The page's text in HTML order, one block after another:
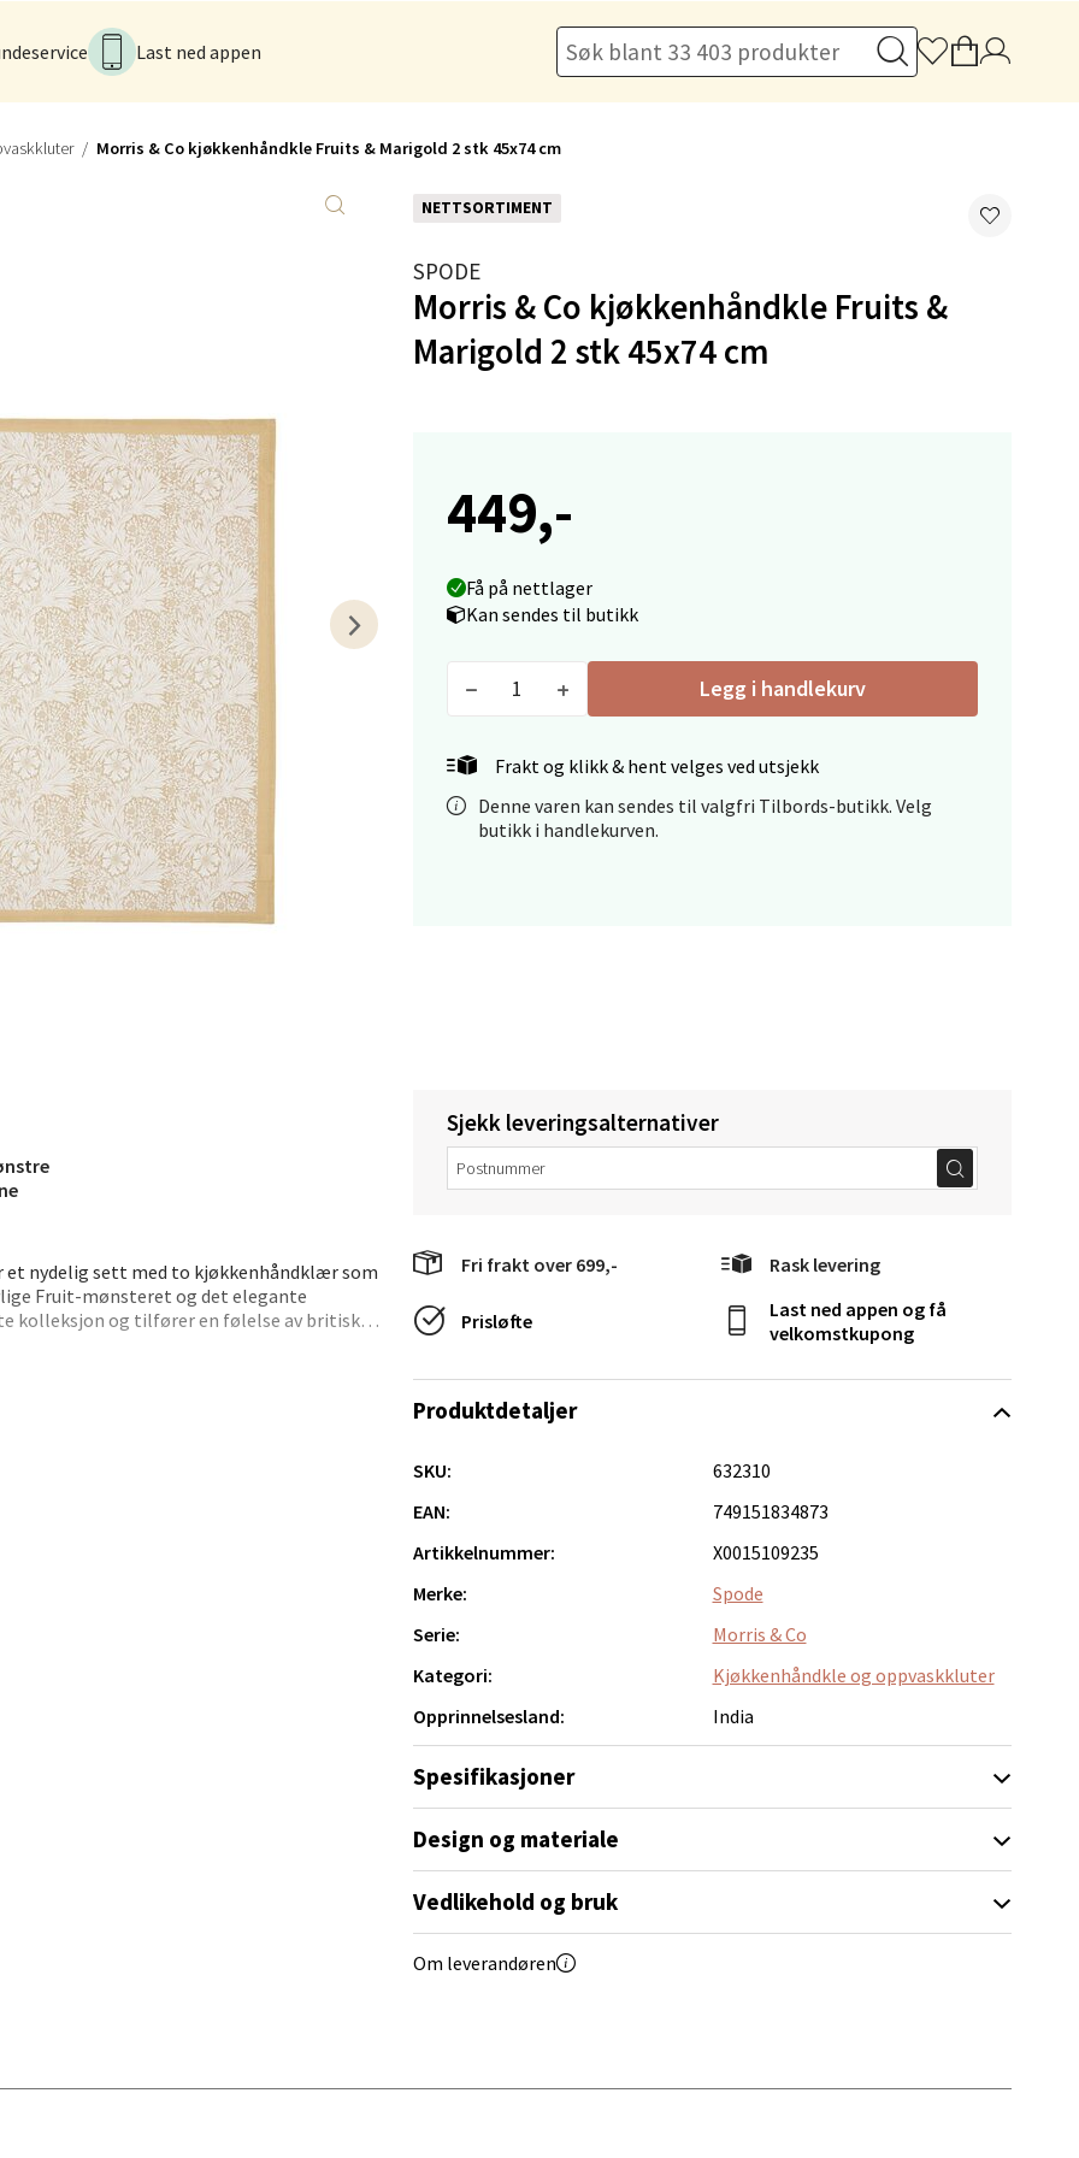
Last ned appen
Morris & Co kjøkkenhåndkle Fruits & Marigold 2 stk 45x74 cm
NETTSORTIMENT
SPODE
Morris & Co kjøkkenhåndkle Fruits &
Marigold 2 stk 45x74 cm
449,-
Få på nettlager
Kan sendes til butikk
Legg i handlekurv
Frakt og klikk & hent velges ved utsjekk
Denne varen kan sendes til valgfri Tilbords-butikk. Velg
butikk i handlekurven.
et nydelig sett med to kjøkkenhåndklær som
Fruit-mønsteret og det elegante
kolleksjon og tilfører en følelse av britisk
Sjekk leveringsalternativer
Fri frakt over 699,- Rask levering
Prisløfte
Last ned appen og få
velkomstkupong
Produktdetaljer
SKU:
632310
EAN:
749151834873
Artikkelnummer:
X0015109235
Merke:
Spode
Serie:
Morris & Co
Kategori:
Kjøkkenhåndkle og oppvaskkluter
Opprinnelsesland:
India
Spesifikasjoner
Design og materiale
Vedlikehold og bruk
Om leverandøren
og Sandnes - Kvadrat
1, 4313 Sandnes
Velg
- Markens
markensgate 25B, 4611 Kristiansand
dag 09-18
- Linderud
vei 38, 0594 Oslo
dag 10-21
og Sandnes - Thon Senter
nr 9, 4042 Stavanger
10-20
Velg
Velg
Velg
- Thon Senter Moa